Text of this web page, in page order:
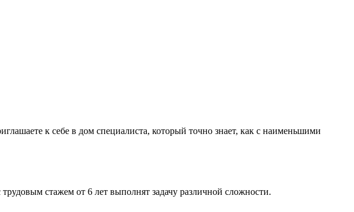
к себе в дом специалиста, который точно знает, как с наименьшими
стажем от 6 лет выполнят задачу различной сложности.